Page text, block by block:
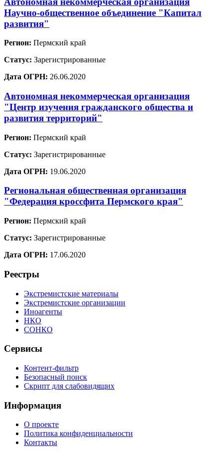
Научно-общественное объединение "Капитал
развития"
Регион: Пермский край
Статус: Зарегистрированные
Дата ОГРН: 26.06.2020
Автономная некоммерческая организация
"Центр изучения гражданского общества и
развития территорий"
Регион: Пермский край
Статус: Зарегистрированные
Дата ОГРН: 19.06.2020
Региональная общественная организация
"Федерация кроссфита Пермского края"
Регион: Пермский край
Статус: Зарегистрированные
Дата ОГРН: 17.06.2020
Реестры
Экстремистские материалы
Экстремистские организации
Иноагенты
НКО
СОНКО
Сервисы
Контент-фильтр
Безопасный поиск
Скрипт для слабовидящих
Информация
О проекте
Политика конфиденциальности
Контакты